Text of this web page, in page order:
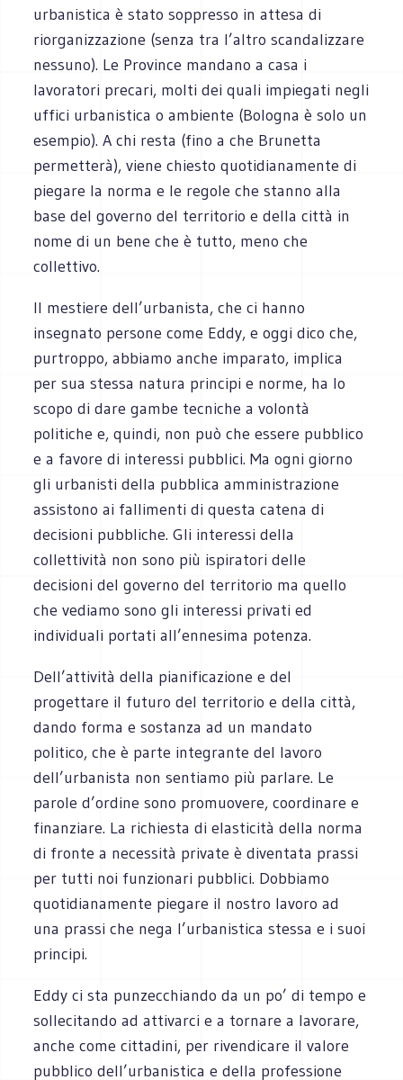
urbanistica è stato soppresso in attesa di
riorganizzazione (senza tra l’altro scandalizzare
nessuno). Le Province mandano a casa i
lavoratori precari, molti dei quali impiegati negli
uffici urbanistica o ambiente (Bologna è solo un
esempio). A chi resta (fino a che Brunetta
permetterà), viene chiesto quotidianamente di
piegare la norma e le regole che stanno alla
base del governo del territorio e della città in
nome di un bene che è tutto, meno che
collettivo.
Il mestiere dell’urbanista, che ci hanno
insegnato persone come Eddy, e oggi dico che,
purtroppo, abbiamo anche imparato, implica
per sua stessa natura principi e norme, ha lo
scopo di dare gambe tecniche a volontà
politiche e, quindi, non può che essere pubblico
e a favore di interessi pubblici. Ma ogni giorno
gli urbanisti della pubblica amministrazione
assistono ai fallimenti di questa catena di
decisioni pubbliche. Gli interessi della
collettività non sono più ispiratori delle
decisioni del governo del territorio ma quello
che vediamo sono gli interessi privati ed
individuali portati all’ennesima potenza.
Dell’attività della pianificazione e del
progettare il futuro del territorio e della città,
dando forma e sostanza ad un mandato
politico, che è parte integrante del lavoro
dell’urbanista non sentiamo più parlare. Le
parole d’ordine sono promuovere, coordinare e
finanziare. La richiesta di elasticità della norma
di fronte a necessità private è diventata prassi
per tutti noi funzionari pubblici. Dobbiamo
quotidianamente piegare il nostro lavoro ad
una prassi che nega l’urbanistica stessa e i suoi
principi.
Eddy ci sta punzecchiando da un po’ di tempo e
sollecitando ad attivarci e a tornare a lavorare,
anche come cittadini, per rivendicare il valore
pubblico dell’urbanistica e della professione